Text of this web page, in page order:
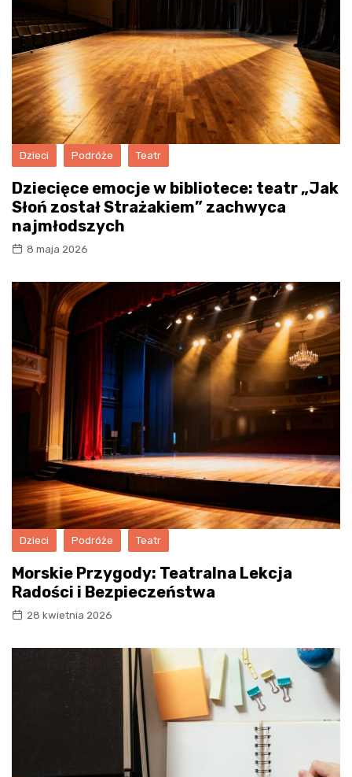
Dzieci Podróże Teatr
Dziecięce emocje w bibliotece: teatr „Jak
Słoń został Strażakiem” zachwyca
najmłodszych
8 maja 2026
Dzieci Podróże Teatr
Morskie Przygody: Teatralna Lekcja
Radości i Bezpieczeństwa
28 kwietnia 2026